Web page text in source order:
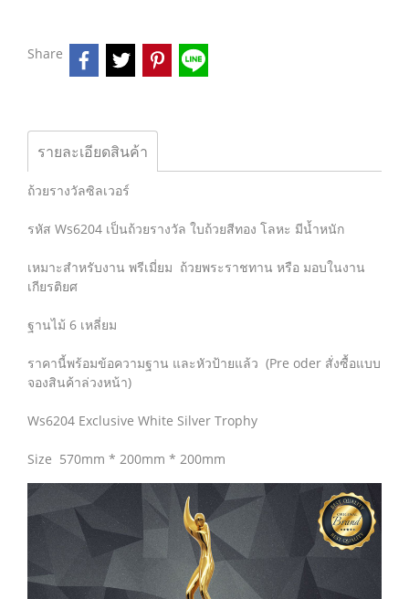
Share
รายละเอียดสินค้า
ถ้วยรางวัลซิลเวอร์
รหัส Ws6204 เป็นถ้วยรางวัล ใบถ้วยสีทอง โลหะ มีน้ำหนัก
เหมาะสำหรับงาน พรีเมี่ยม ถ้วยพระราชทาน หรือ มอบในงาน
เกียรติยศ
ฐานไม้ 6 เหลี่ยม
ราคานี้พร้อมข้อความฐาน และหัวป้ายแล้ว (Pre oder สั่งซื้อแบบ
จองสินค้าล่วงหน้า)
Ws6204 Exclusive White Silver Trophy
Size 570mm * 200mm * 200mm